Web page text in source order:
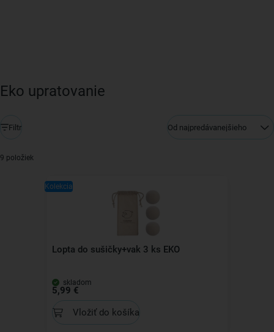
Eko upratovanie
Filtr Od najpredávanejšieho
9 položiek
Kolekcia
Lopta do sušičky+vak 3 ks EKO
skladom
5,99 €
Vložiť do košíka